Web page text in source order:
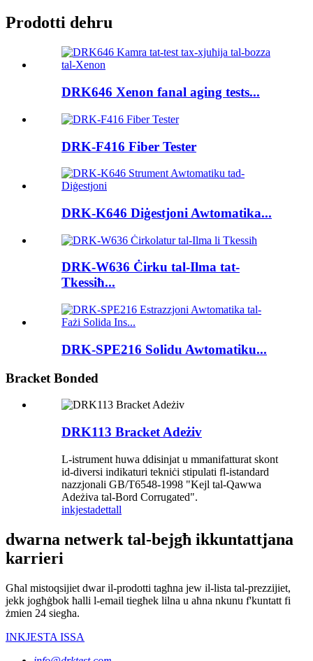
Prodotti dehru
DRK646 Xenon fanal aging tests...
DRK-F416 Fiber Tester
DRK-K646 Diġestjoni Awtomatika...
DRK-W636 Ċirku tal-Ilma tat-
Tkessiħ...
DRK-SPE216 Solidu Awtomatiku...
Bracket Bonded
DRK113 Bracket Adeżiv
L-istrument huwa ddisinjat u mmanifatturat skont
id-diversi indikaturi tekniċi stipulati fl-istandard
nazzjonali GB/T6548-1998 "Kejl tal-Qawwa
Adeżiva tal-Bord Corrugated".
inkjestadettall
dwarna netwerk tal-bejgħ ikkuntattjana
karrieri
Għal mistoqsijiet dwar il-prodotti tagħna jew il-lista tal-prezzijiet,
jekk jogħġbok ħalli l-email tiegħek lilna u aħna nkunu f'kuntatt fi
żmien 24 siegħa.
INKJESTA ISSA